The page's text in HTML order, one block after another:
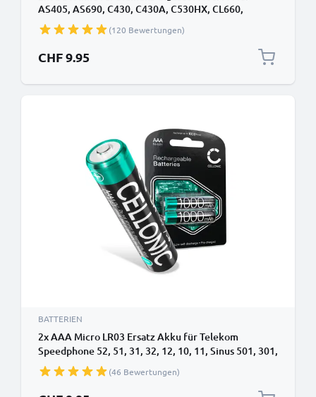
AS405, AS690, C430, C430A, C530HX, CL660,
CL660HX, E290, S810 1000mAh von CELLONIC
(120 Bewertungen)
CHF 9.95
BATTERIEN
2x AAA Micro LR03 Ersatz Akku für Telekom
Speedphone 52, 51, 31, 32, 12, 10, 11, Sinus 501, 301,
207, 206, 205, A32 - Telefon Ersatzakku - 2x
1000mAh Telefonakku, wiederaufladbare Batterie
(46 Bewertungen)